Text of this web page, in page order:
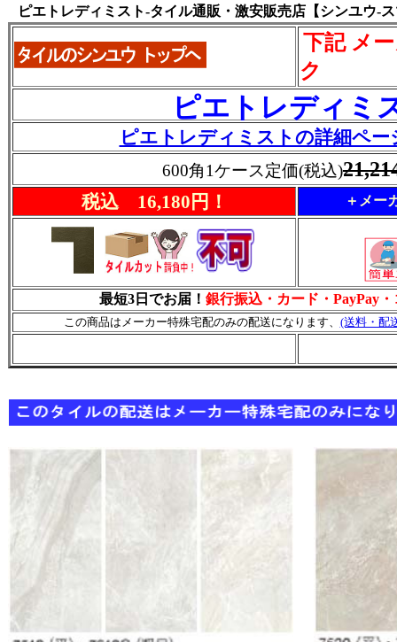
ピエトレディミスト-タイル通販・激安販売店【シンユウ-
下記 メ
ク
ピエトレディミ
ピエトレディミストの詳細ペー
600角1ケース定価(税込)
税込 16,180円！ ＋メー
最短3日でお届！ 銀行振込・カード・PayPay
この商品はメーカー特殊宅配のみの配送になります、 (送料・配